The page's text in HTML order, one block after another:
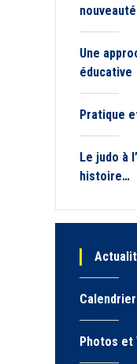
Une
éducative
Pratique
Le judo à
histoire…
Photos et